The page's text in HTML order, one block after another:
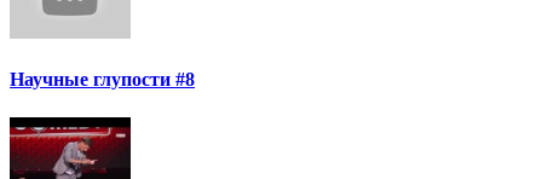
Научные глупости #8